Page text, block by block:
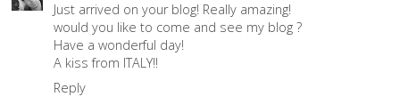
Just arrived on your blog! Really amazing!
would you like to come and see my blog ?
Have a wonderful day!
A kiss from ITALY!!
Reply